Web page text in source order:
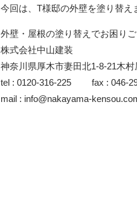
今回は、T様邸の外壁を塗り替え
外壁・屋根の塗り替えでお困り
株式会社中山建装
神奈川県厚木市妻田北1-8-21木村
tel : 0120-316-225 fax : 046-
mail : info@nakayama-